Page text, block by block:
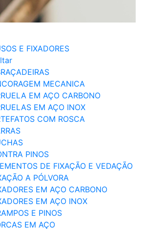
E FIXADORES
MECANICA
EM AÇO CARBONO
EM AÇO INOX
COM ROSCA
PINOS
DE FIXAÇÃO E VEDAÇÃO
A PÓLVORA
EM AÇO CARBONO
EM AÇO INOX
E PINOS
EM AÇO